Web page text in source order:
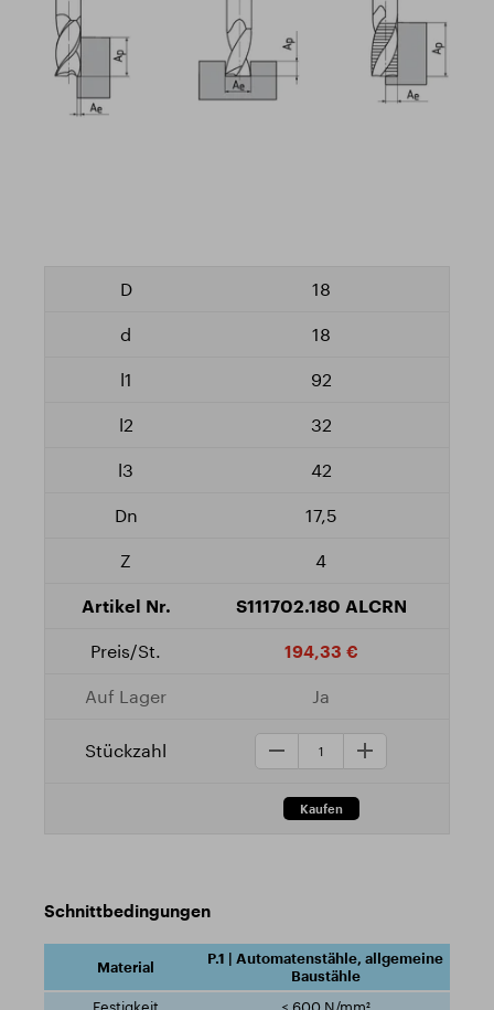
18
18
92
32
42
17,5
4
S111702.180 ALCRN
194,33 €
Ja
Schnittbedingungen
P.1 | Automatenstähle, allgemeine
Baustähle